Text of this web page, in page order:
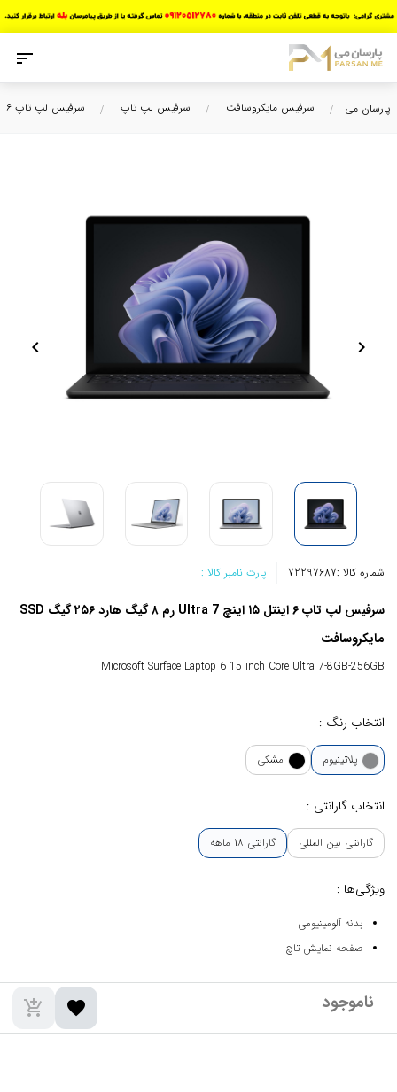
پارسان می سرفیس مایکروسافت سرفیس لپ تاپ سرفیس لپ تاپ ۶
chevron_right
chevron_left
شماره کالا :72297687 پارت نامبر کالا :
سرفیس لپ تاپ ۶ اینتل ۱۵ اینچ Ultra 7 رم ۸ گیگ هارد ۲۵۶ گیگ SSD
مایکروسافت
Microsoft Surface Laptop 6 15 inch Core Ultra 7-8GB-256GB
انتخاب رنگ :
پلاتینیوم مشکی
انتخاب گارانتی :
گارانتی بین المللی گارانتی 18 ماهه
ویژگی‌ها :
بدنه آلومینیومی
صفحه نمایش تاچ
add_shopping_cart favorite